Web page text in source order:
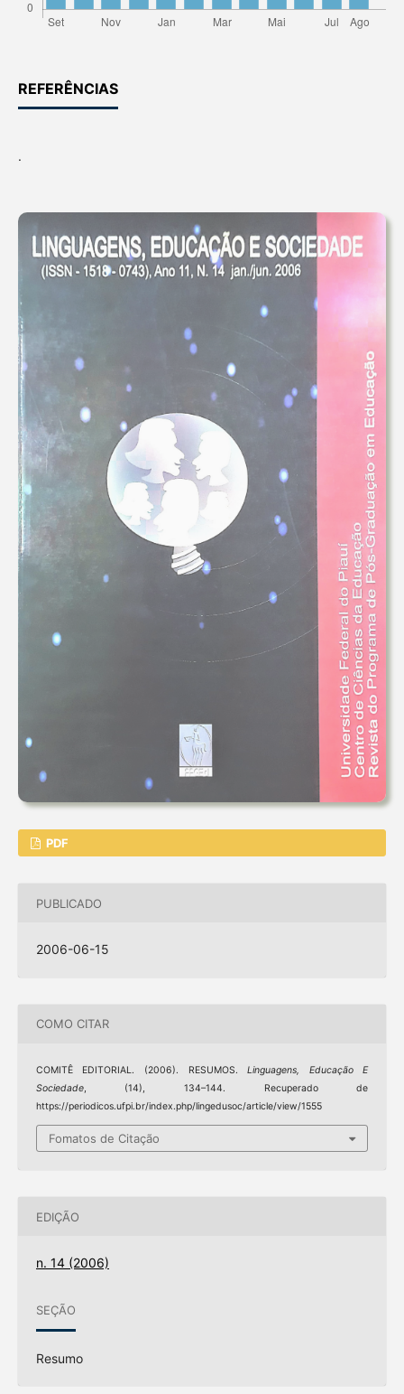
REFERÊNCIAS
.
PDF
PUBLICADO
2006-06-15
COMO CITAR
COMITÊ EDITORIAL. (2006). RESUMOS.Linguagens, Educação E
Sociedade, (14), 134–144. Recuperado de
https://periodicos.ufpi.br/index.php/lingedusoc/article/view/1555
Fomatos de Citação
EDIÇÃO
n. 14 (2006)
SEÇÃO
Resumo